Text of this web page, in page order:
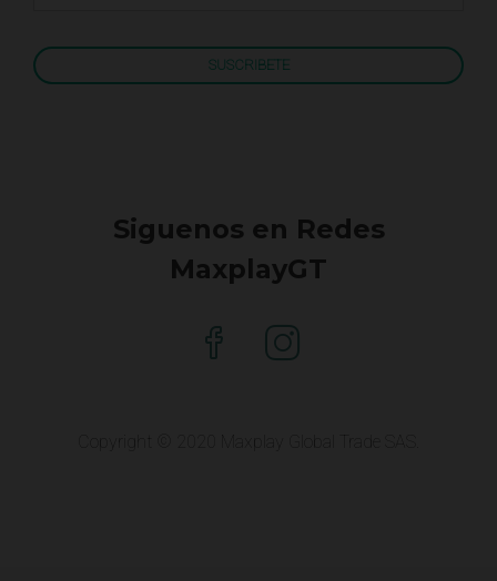
Siguenos en Redes
MaxplayGT
Copyright © 2020 Maxplay Global Trade SAS.